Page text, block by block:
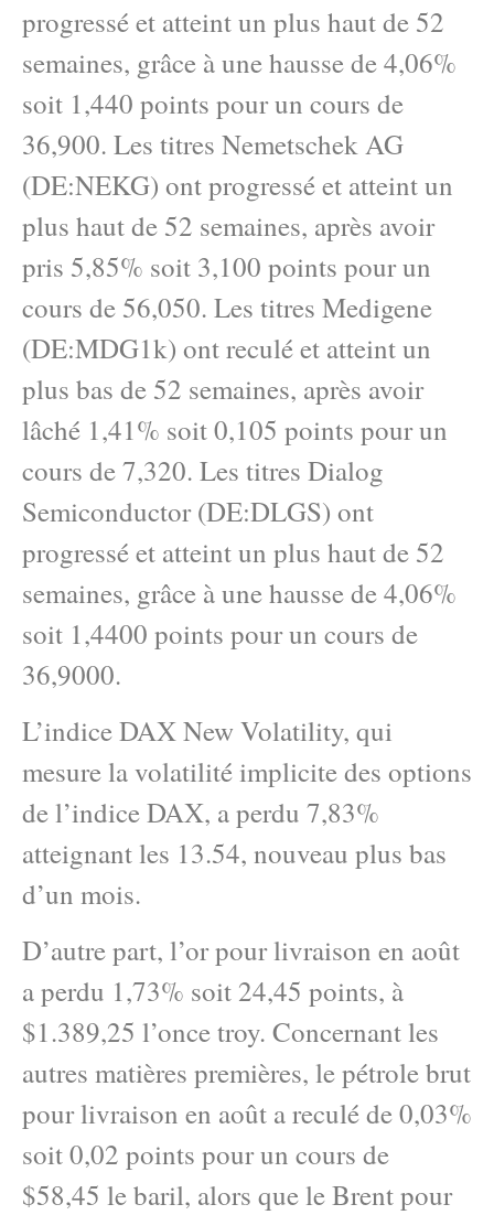
progressé et atteint un plus haut de 52
semaines, grâce à une hausse de 4,06%
soit 1,440 points pour un cours de
36,900. Les titres Nemetschek AG
(DE:NEKG) ont progressé et atteint un
plus haut de 52 semaines, après avoir
pris 5,85% soit 3,100 points pour un
cours de 56,050. Les titres Medigene
(DE:MDG1k) ont reculé et atteint un
plus bas de 52 semaines, après avoir
lâché 1,41% soit 0,105 points pour un
cours de 7,320. Les titres Dialog
Semiconductor (DE:DLGS) ont
progressé et atteint un plus haut de 52
semaines, grâce à une hausse de 4,06%
soit 1,4400 points pour un cours de
36,9000.
L’indice DAX New Volatility, qui
mesure la volatilité implicite des options
de l’indice DAX, a perdu 7,83%
atteignant les 13.54, nouveau plus bas
d’un mois.
D’autre part, l’or pour livraison en août
a perdu 1,73% soit 24,45 points, à
$1.389,25 l’once troy. Concernant les
autres matières premières, le pétrole brut
pour livraison en août a reculé de 0,03%
soit 0,02 points pour un cours de
$58,45 le baril, alors que le Brent pour